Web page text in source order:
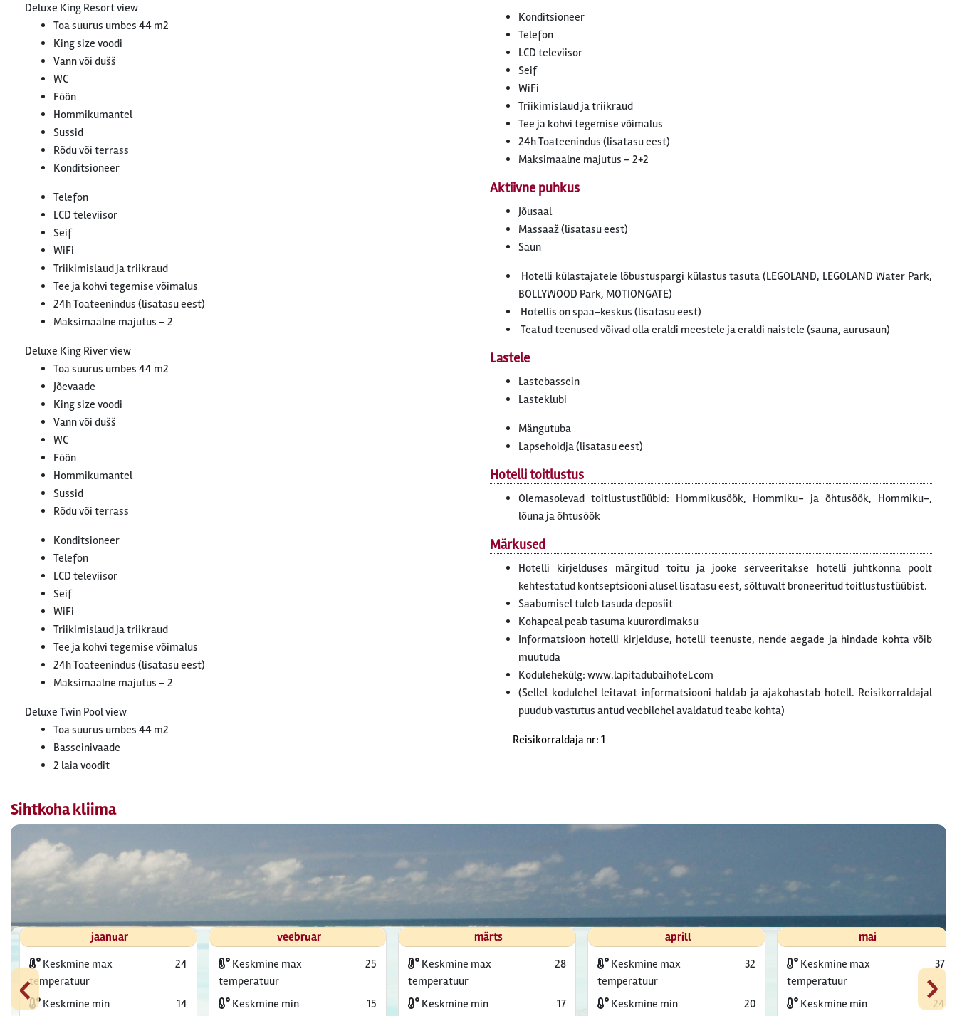
Deluxe King Resort view
Toa suurus umbes 44 m2
King size voodi
Vann või dušš
WC
Föön
Hommikumantel
Sussid
Rõdu või terrass
Konditsioneer
Telefon
LCD televiisor
Seif
WiFi
Triikimislaud ja triikraud
Tee ja kohvi tegemise võimalus
24h Toateenindus (lisatasu eest)
Maksimaalne majutus – 2
Deluxe King River view
Toa suurus umbes 44 m2
Jõevaade
King size voodi
Vann või dušš
WC
Föön
Hommikumantel
Sussid
Rõdu või terrass
Konditsioneer
Telefon
LCD televiisor
Seif
WiFi
Triikimislaud ja triikraud
Tee ja kohvi tegemise võimalus
24h Toateenindus (lisatasu eest)
Maksimaalne majutus – 2
Deluxe Twin Pool view
Toa suurus umbes 44 m2
Basseinivaade
2 laia voodit
Konditsioneer
Telefon
LCD televiisor
Seif
WiFi
Triikimislaud ja triikraud
Tee ja kohvi tegemise võimalus
24h Toateenindus (lisatasu eest)
Maksimaalne majutus – 2+2
Aktiivne puhkus
Jõusaal
Massaaž (lisatasu eest)
Saun
Hotelli külastajatele lõbustuspargi külastus tasuta (LEGOLAND, LEGOLAND Water Park,
BOLLYWOOD Park, MOTIONGATE)
Hotellis on spaa-keskus (lisatasu eest)
Teatud teenused võivad olla eraldi meestele ja eraldi naistele (sauna, aurusaun)
Lastele
Lastebassein
Lasteklubi
Mängutuba
Lapsehoidja (lisatasu eest)
Hotelli toitlustus
Olemasolevad toitlustustüübid: Hommikusöök, Hommiku- ja õhtusöök, Hommiku-,
lõuna ja õhtusöök
Märkused
Hotelli kirjelduses märgitud toitu ja jooke serveeritakse hotelli juhtkonna poolt
kehtestatud kontseptsiooni alusel lisatasu eest, sõltuvalt broneeritud toitlustustüübist.
Saabumisel tuleb tasuda deposiit
Kohapeal peab tasuma kuurordimaksu
Informatsioon hotelli kirjelduse, hotelli teenuste, nende aegade ja hindade kohta võib
muutuda
Kodulehekülg: www.lapitadubaihotel.com
(Sellel kodulehel leitavat informatsiooni haldab ja ajakohastab hotell. Reisikorraldajal
puudub vastutus antud veebilehel avaldatud teabe kohta)
Reisikorraldaja nr: 1
Sihtkoha kliima
‹ ›
jaanuar
Keskmine max
temperatuur
24
Keskmine min
14
veebruar
Keskmine max
temperatuur
25
Keskmine min
15
märts
Keskmine max
temperatuur
28
Keskmine min
17
aprill
Keskmine max
temperatuur
32
Keskmine min
20
mai
Keskmine max
temperatuur
37
Keskmine min
24